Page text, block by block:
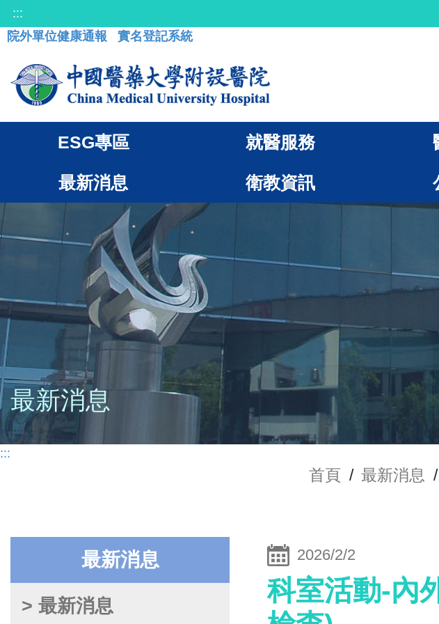
:::
院外單位健康通報
實名登記系統
ESG專區 就醫服務
最新消息 衛教資訊
最新消息
:::
首頁 / 最新消息 /
最新消息
> 最新消息
2026/2/2
科室活動-內